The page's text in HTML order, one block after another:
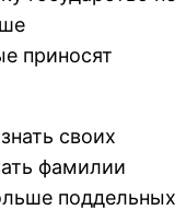
приносят
своих
фамилии
поддельных